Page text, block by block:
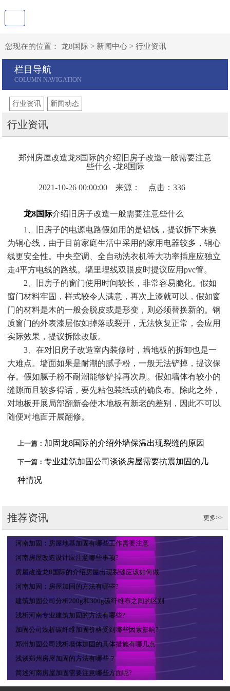
您现在的位置： 龙8国际 > 新闻中心 > 行业资讯
栏目导航
行业资讯 新闻动态
行业资讯
郑州房屋改造龙8国际的介绍旧房子改造一般需要注意
些什么 -龙8国际
2021-10-26 00:00:00 来源： 点击：336
龙8国际介绍旧房子改造一般需要注意些什么
1、旧房子的电源电路假如用的是铝钱，提议拆下来换
为铜心线，由于目前家庭生活中采用的家用电器较多，铜心
线更安全性。中央空调、全自动洗衣机等大功率插座应独立
走4平方电线的路线。墙里埋线双眼皮时提议应用pvc管。
2、旧房子的窗门使用时间较长，非常容易脆化。假如
窗门材料牢固，样式较令人满意，再次上漆就可以，假如窗
门的材料是木的一般会脱皮或是形变，则必须替换新的。钢
质窗门的外表漆层假如掉落或裂开，无法恢复正常，会应用
实际效果，提议拆除改版。
3、在对旧房子改造室内装修时，墙地板的拆卸也是一
大难点。墙面如果是耐潮的腻子粉，一般无法铲掉，提议保
存。假如腻子粉不耐潮能够铲掉再次刷。假如墙体有较小的
缝隙而且较多得话，要先粘包装纸或的确良布。除此之外，
对地板开展局部翻新会使木地板有新老的差别，因此不可以
随便对地面开展翻修。
上一篇： 加固龙8国际的介绍外墙保温出现裂缝的原因
下一篇：专业建筑加固公司谈谈房屋需要抗震加固的几
种情况
推荐资讯 更多>>
河南加固：房屋地基加固有哪些工作需要注意
河南房屋改造设计应注意哪些事项?
房屋改造龙8国际的介绍房屋出现裂缝应该如何做
河南加固：房屋加固的方法有哪些?
建筑加固公司分析200g和300g碳纤维布之间的区别
浅析河南专业建筑加固的方法有哪些?
加固公司浅析碳纤维加固价格受到哪些因素影响?
郑州加固公司浅析墙体加固的具体措施有哪几点
浅谈郑州房屋加固的方法有哪些？
简述河南房屋加固需要注意哪些方面呢?